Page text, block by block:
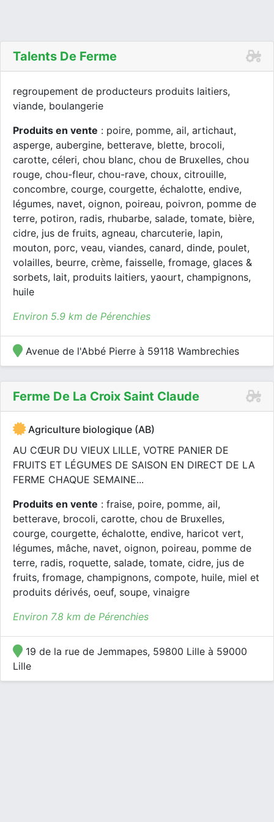
Talents De Ferme
regroupement de producteurs produits laitiers,
viande, boulangerie
Produits en vente : poire, pomme, ail, artichaut,
asperge, aubergine, betterave, blette, brocoli,
carotte, céleri, chou blanc, chou de Bruxelles, chou
rouge, chou-fleur, chou-rave, choux, citrouille,
concombre, courge, courgette, échalotte, endive,
légumes, navet, oignon, poireau, poivron, pomme de
terre, potiron, radis, rhubarbe, salade, tomate, bière,
cidre, jus de fruits, agneau, charcuterie, lapin,
mouton, porc, veau, viandes, canard, dinde, poulet,
volailles, beurre, crème, faisselle, fromage, glaces &
sorbets, lait, produits laitiers, yaourt, champignons,
huile
Environ 5.9 km de Pérenchies
Avenue de l'Abbé Pierre à 59118 Wambrechies
Ferme De La Croix Saint Claude
Agriculture biologique (AB)
AU CŒUR DU VIEUX LILLE, VOTRE PANIER DE
FRUITS ET LÉGUMES DE SAISON EN DIRECT DE LA
FERME CHAQUE SEMAINE...
Produits en vente : fraise, poire, pomme, ail,
betterave, brocoli, carotte, chou de Bruxelles,
courge, courgette, échalotte, endive, haricot vert,
légumes, mâche, navet, oignon, poireau, pomme de
terre, radis, roquette, salade, tomate, cidre, jus de
fruits, fromage, champignons, compote, huile, miel et
produits dérivés, oeuf, soupe, vinaigre
Environ 7.8 km de Pérenchies
19 de la rue de Jemmapes, 59800 Lille à 59000
Lille